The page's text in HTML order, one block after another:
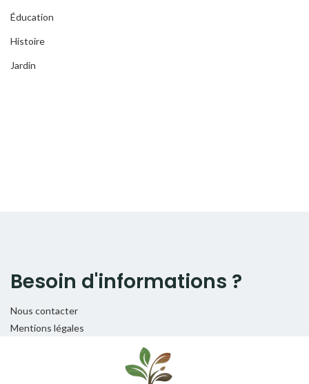
Éducation
Histoire
Jardin
Besoin d'informations ?
Nous contacter
Mentions légales